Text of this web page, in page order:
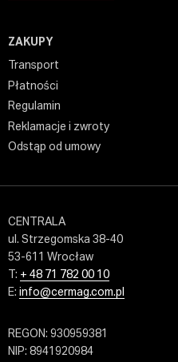
ZAKUPY
Transport
Płatności
Regulamin
Reklamacje i zwroty
Odstąp od umowy
CENTRALA
ul. Strzegomska 38-40
53-611 Wrocław
T: + 48 71 782 00 10
E: info@cermag.com.pl
REGON: 930959381
NIP: 8941920984